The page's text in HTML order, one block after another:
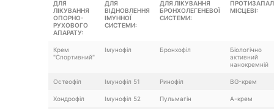
ДЛЯ
ЛІКУВАННЯ
ОПОРНО-
РУХОВОГО
АПАРАТУ:
ДЛЯ
ВІДНОВЛЕННЯ
ІМУННОЇ
СИСТЕМИ:
ДЛЯ ЛІКУВАННЯ
БРОНХОЛЕГЕНЕВОЇ
СИСТЕМИ:
МІСЦЕВІ:
Крем
"Спортивний"
Імунофіл Бронхофіл
Біологічно
активний
нанокремній
Остеофіл Імунофіл 51 Ринофіл BG-крем
Хондрофіл Імунофіл 52 Пульмагін А-крем